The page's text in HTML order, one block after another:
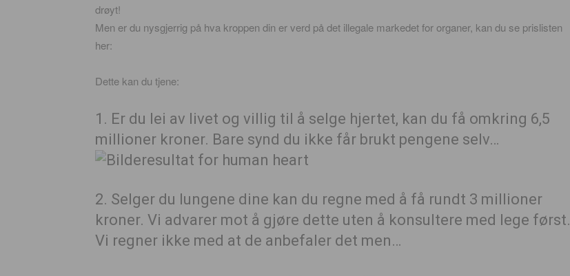
drøyt!
Men er du nysgjerrig på hva kroppen din er verd på det illegale markedet for organer, kan du se prislisten
her:
Dette kan du tjene:
1. Er du lei av livet og villig til å selge hjertet, kan du få omkring 6,5
millioner kroner. Bare synd du ikke får brukt pengene selv…
2. Selger du lungene dine kan du regne med å få rundt 3 millioner
kroner. Vi advarer mot å gjøre dette uten å konsultere med lege først.
Vi regner ikke med at de anbefaler det men…